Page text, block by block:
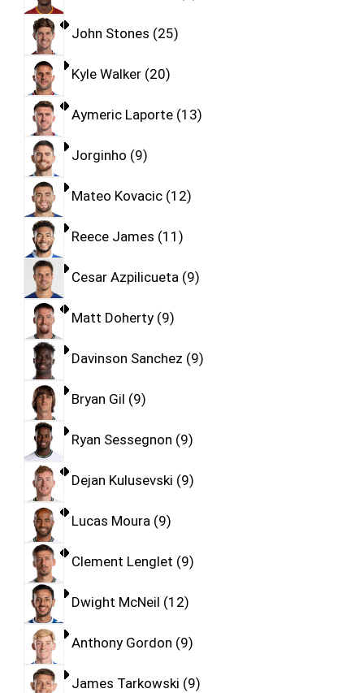
John Stones 25
Kyle Walker 20
Aymeric Laporte 13
Jorginho 9
Mateo Kovacic 12
Reece James 11
Cesar Azpilicueta 9
Matt Doherty 9
Davinson Sanchez 9
Bryan Gil 9
Ryan Sessegnon 9
Dejan Kulusevski 9
Lucas Moura 9
Clement Lenglet 9
Dwight McNeil 12
Anthony Gordon 9
James Tarkowski 9